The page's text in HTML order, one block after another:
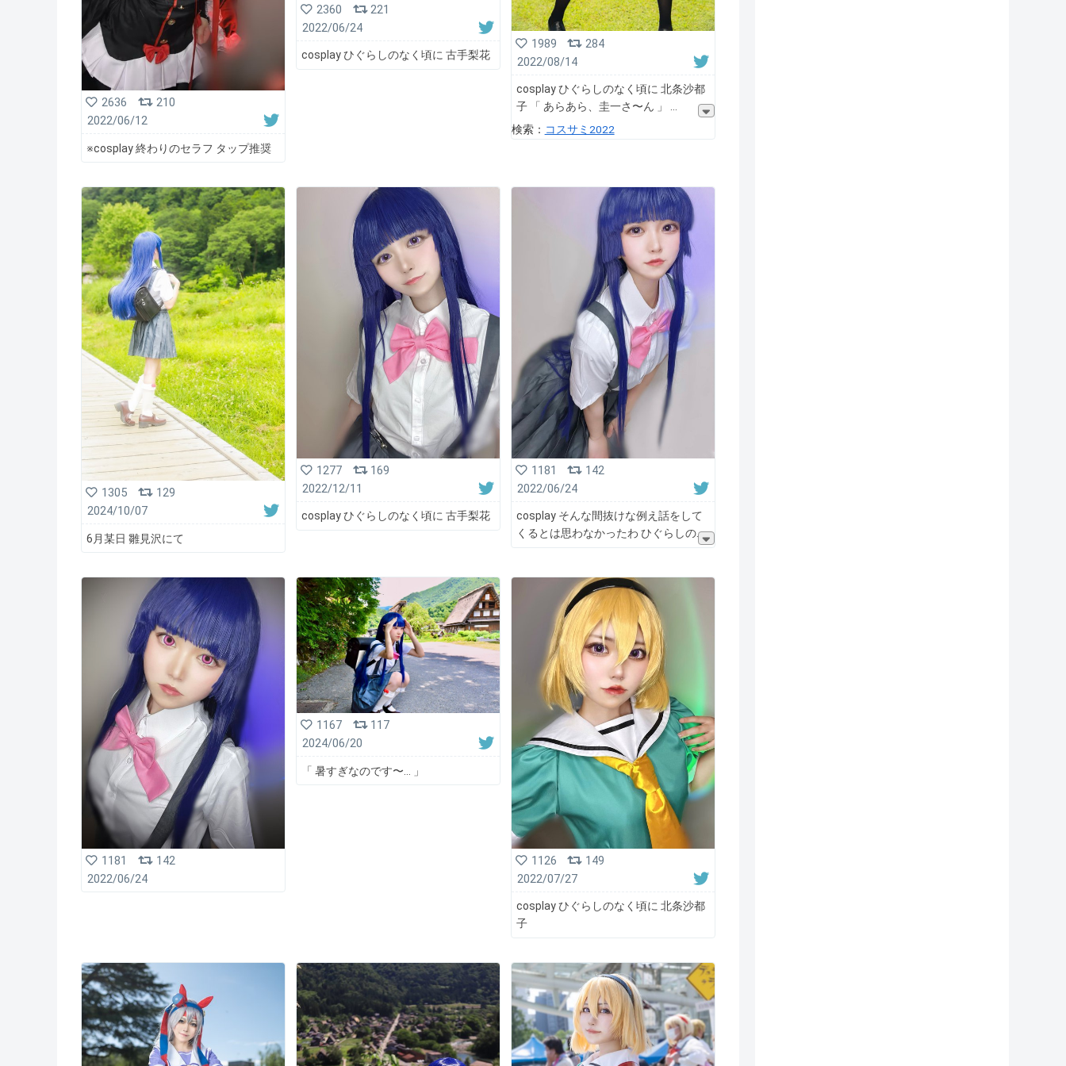
2636
210
2022/06/12
※cosplay 終わりのセラフ タップ推奨
2360
221
2022/06/24
cosplay ひぐらしのなく頃に 古手梨花
1989
284
2022/08/14
cosplay ひぐらしのなく頃に 北条沙都
子 「 あらあら、圭一さ〜ん 」
検索： コスサミ2022
1305
129
2024/10/07
6月某日 雛見沢にて
1277
169
2022/12/11
cosplay ひぐらしのなく頃に 古手梨花
1181
142
2022/06/24
cosplay そんな間抜けな例え話をして
くるとは思わなかったわ ひぐらしの
1181
142
2022/06/24
1167
117
2024/06/20
「 暑すぎなのです〜… 」
1126
149
2022/07/27
cosplay ひぐらしのなく頃に 北条沙都
子